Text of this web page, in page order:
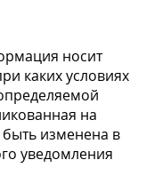
носит
каких условиях
на
изменена в
уведомления